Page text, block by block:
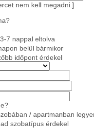
nem kell megadni.]
7 nappal eltolva
belül bármikor
időpont érdekel
/ apartmanban
szobatípus érdekel